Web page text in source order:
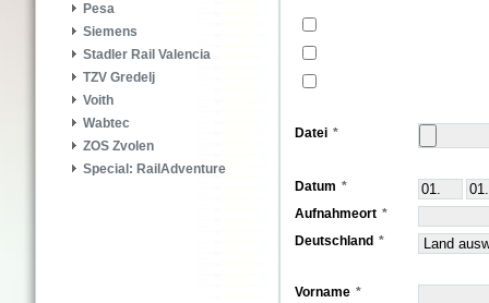
Pesa
Siemens
Stadler Rail Valencia
TZV Gredelj
Voith
Wabtec
ZOS Zvolen
Special: RailAdventure
Datei
Datum
Aufnahmeort
Deutschland
Vorname